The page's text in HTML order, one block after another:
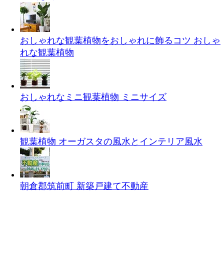
おしゃれな観葉植物をおしゃれに飾るコツ おしゃ
れな観葉植物
おしゃれなミニ観葉植物 ミニサイズ
観葉植物 オーガスタの風水とインテリア風水
朝倉郡筑前町 新築戸建て不動産